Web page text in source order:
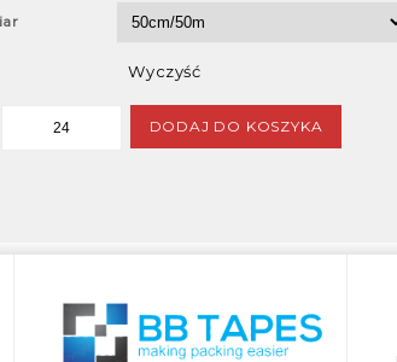
Wyczyść
DODAJ DO KOSZYKA